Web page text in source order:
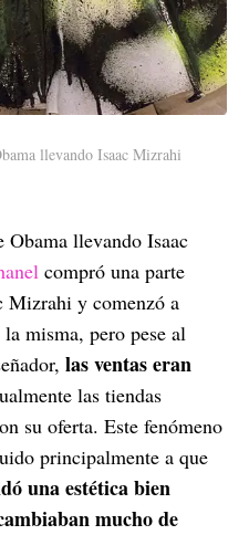
llevando Isaac Mizrahi
llevando Isaac
compró una parte
Mizrahi y comenzó a
misma, pero pese al
las ventas eran
las tiendas
su oferta. Este fenómeno
principalmente a que
una estética bien
mucho de